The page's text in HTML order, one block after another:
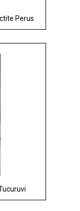
Perus